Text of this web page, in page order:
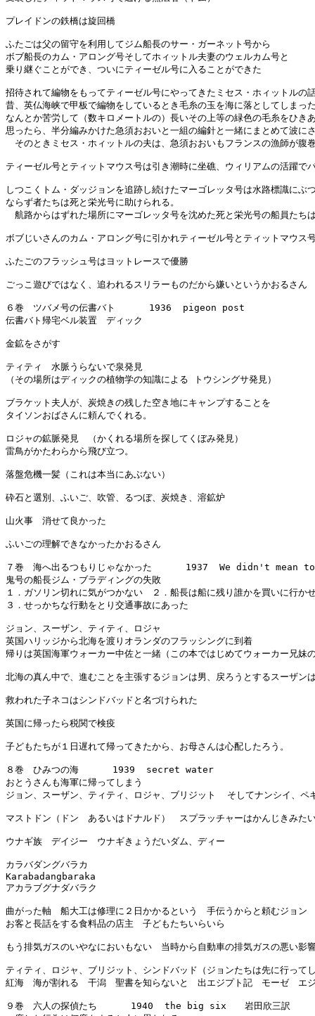
プレイドンの鉄橋は旋回橋
ふたごは父の留守を利用してジム船長のサー・ガーネット号から
ボブ船長のカム・アロング号そしてホィットル夫妻のウェルカム号と
乗り継ぐことができ、ついにティーゼル号に入ることができた
招待されて編物をもってティーゼル号にやってきたミセス・ホィットルの
昔、英仏海峡で甲板で編物をしているとき毛糸の玉を海に落としてしまっ
なんとか苦労して（数キロメートルの）長いその上等の緑色の毛糸をひき
思ったら、半分編みかけた急須おおいと一組の編針と一緒にまとめて波に
そのときミセス・ホィットルの夫は、急須おおいもフランスの漁師が腹
ティーゼル号とティットマウス号は引き潮時に坐礁、ウィリアムの活躍で
しつこくトム・ダッジョンを追跡し続けたマーゴレッタ号は水路標識にぶ
ならず者たちは死と栄光号に助けられる。
航路からはずれた場所にマーゴレッタ号を沈めた死と栄光号の船員たち
ボブじいさんのカム・アロング号に引かれティーゼル号とティットマウス
ふたごのフラッシュ号はヨットレースで優勝
ごっこ遊びではなく、追われるスリラーものだから嫌いというかおるさん
６巻　ツバメ号の伝書バト      1936  pigeon post
伝書バト帰宅ベル装置　ディック
金鉱をさがす
ティティ　水脈うらないで泉発見
（その場所はディックの植物学の知識による トウシングサ発見）
ブラケット夫人が、炭焼きの残した空き地にキャンプすることを
タイソンおばさんに頼んでくれる。
ロジャの鉱脈発見　（かくれる場所を探してくぼみ発見）
雷鳥がかたわらから飛び立つ。
落盤危機一髪（これは本当にあぶない）
砕石と選別、ふいご、吹管、るつぼ、炭焼き、溶鉱炉
山火事　消せて良かった
ふいごの理解できなかったかおるさん
７巻　海へ出るつもりじゃなかった      1937  We didn't mean
鬼号の船長ジム・ブラディングの失敗
１．ガソリン切れに気がつかない　２．船長は船に残り誰かを買いに行か
３．せっかちな行動をとり交通事故にあった
ジョン、スーザン、ティティ、ロジャ
英国ハリッジから北海を渡りオランダのフラッシングに到着
帰りは英国海軍ウォーカー中佐と一緒（この本ではじめてウォーカー兄妹
北海の真ん中で、進むことを主張するジョンは男、戻ろうとするスーザン
救われた子ネコはシンドバッドと名づけられた
英国に帰ったら税関で検疫
子どもたちが１日遅れて帰ってきたから、お母さんは心配したろう。
８巻　ひみつの海      1939  secret water
おとうさんも海軍に帰ってしまう
ジョン、スーザン、ティティ、ロジャ、ブリジット  そしてナンシイ、ペ
マストドン（ドン　あるいはドナルド）　スプラッチャーはかんじきみた
ウナギ族　デイジー　ウナギきょうだいダム、ディー
カラバダングバラカ
Karabadangbaraka
アカラブグナダバラク
曲がった軸　船大工は修理に２日かかるという　手伝うからと頼むジョン
お客と長話をする食料品の店主　子どもたちいらいら
もう排気ガスのいやなにおいもない　当時から自動車の排気ガスの悪い影
ティティ、ロジャ、ブリジット、シンドバッド（ジョンたちは先に行って
紅海　海が割れる　干潟　聖書を知らないと　出エジプト記　モーゼ　エ
９巻　六人の探偵たち      1940  the big six　　岩田欣三訳